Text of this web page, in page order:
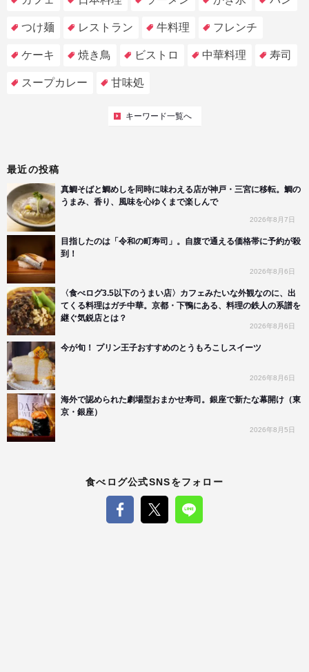
つけ麺 レストラン 牛料理 フレンチ
ケーキ 焼き鳥 ビストロ 中華料理 寿司
スープカレー 甘味処
キーワード一覧へ
最近の投稿
真鯛そばと鯛めしを同時に味わえる店が神戸・三宮に移転。鯛の
うまみ、香り、風味を心ゆくまで楽しんで
2026年8月7日
目指したのは「令和の町寿司」。自腹で通える価格帯に予約が殺
到！
2026年8月6日
〈食べログ3.5以下のうまい店〉カフェみたいな外観なのに、出
てくる料理はガチ中華。京都・下鴨にある、料理の鉄人の系譜を
継ぐ気鋭店とは？
2026年8月6日
今が旬！ プリン王子おすすめのとうもろこしスイーツ
2026年8月6日
海外で認められた劇場型おまかせ寿司。銀座で新たな幕開け（東
京・銀座）
2026年8月5日
食べログ公式SNSをフォロー